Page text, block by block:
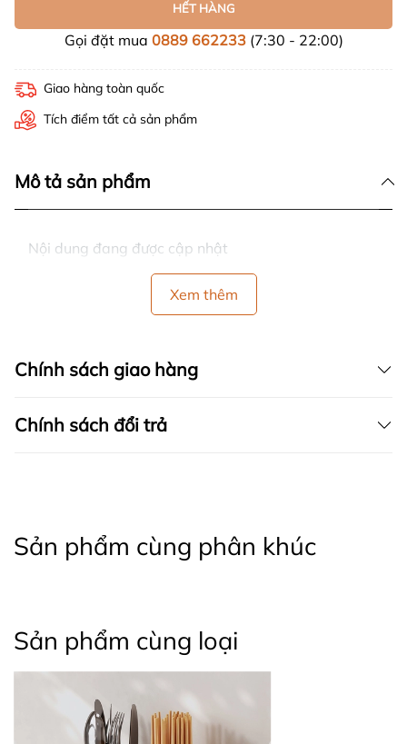
HẾT HÀNG
Gọi đặt mua 0889 662233(7:30 - 22:00)
Giao hàng toàn quốc
Tích điểm tất cả sản phẩm
Mô tả sản phẩm
Nội dung đang được cập nhật
Xem thêm
Chính sách giao hàng
Chính sách đổi trả
Sản phẩm cùng phân khúc
Sản phẩm cùng loại